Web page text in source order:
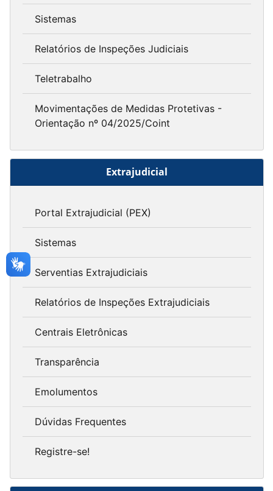
Sistemas
Relatórios de Inspeções Judiciais
Teletrabalho
Movimentações de Medidas Protetivas -
Orientação nº 04/2025/Coint
Extrajudicial
Portal Extrajudicial (PEX)
Sistemas
Serventias Extrajudiciais
Relatórios de Inspeções Extrajudiciais
Centrais Eletrônicas
Transparência
Emolumentos
Dúvidas Frequentes
Registre-se!